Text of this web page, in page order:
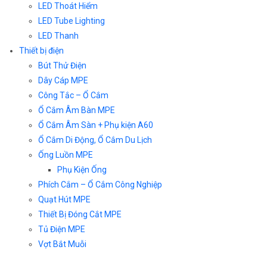
LED Thoát Hiểm
LED Tube Lighting
LED Thanh
Thiết bị điện
Bút Thử Điện
Dây Cáp MPE
Công Tắc – Ổ Cắm
Ổ Cắm Âm Bàn MPE
Ổ Cắm Âm Sàn + Phụ kiện A60
Ổ Cắm Di Động, Ổ Cắm Du Lịch
Ống Luồn MPE
Phụ Kiện Ống
Phích Cắm – Ổ Cắm Công Nghiệp
Quạt Hút MPE
Thiết Bị Đóng Cắt MPE
Tủ Điện MPE
Vợt Bắt Muỗi